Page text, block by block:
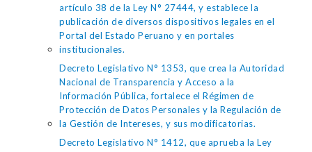
artículo 38 de la Ley N° 27444, y establece la
publicación de diversos dispositivos legales en el
Portal del Estado Peruano y en portales
institucionales.
Decreto Legislativo N° 1353, que crea la Autoridad
Nacional de Transparencia y Acceso a la
Información Pública, fortalece el Régimen de
Protección de Datos Personales y la Regulación de
la Gestión de Intereses, y sus modificatorias.
Decreto Legislativo N° 1412, que aprueba la Ley